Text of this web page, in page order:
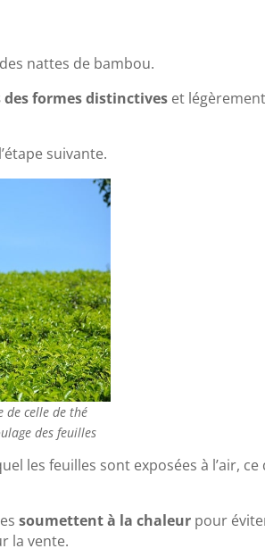
nattes de bambou.
des formes distinctives et légèrement
suivante.
celle de thé
des feuilles
les feuilles sont exposées à l’air,
soumettent à la chaleur pour
la vente.